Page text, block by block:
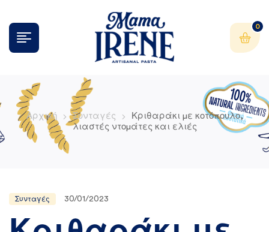
0
Αρχική Συνταγές
Κριθαράκι με κοτόπουλο,
λιαστές ντομάτες και ελιές
Συνταγές 30/01/2023